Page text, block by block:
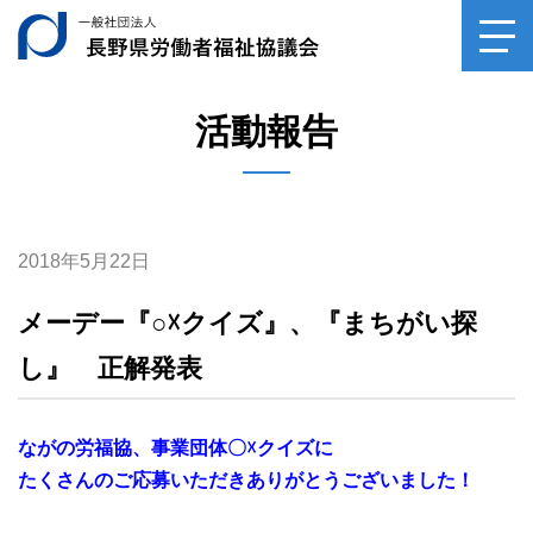
一般社団法人長野
活動報告
2018年5月22日
メーデー『○☓クイズ』、『まちがい探
し』 正解発表
ながの労福協、事業団体〇☓クイズに
たくさんのご応募いただきありがとうございました！